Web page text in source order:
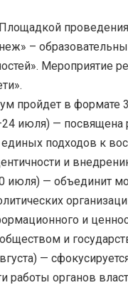
–
Мероприятие
пройдет в формате
июля) —
подходов к
и
июля) — объединит
и
и
—
работы органов